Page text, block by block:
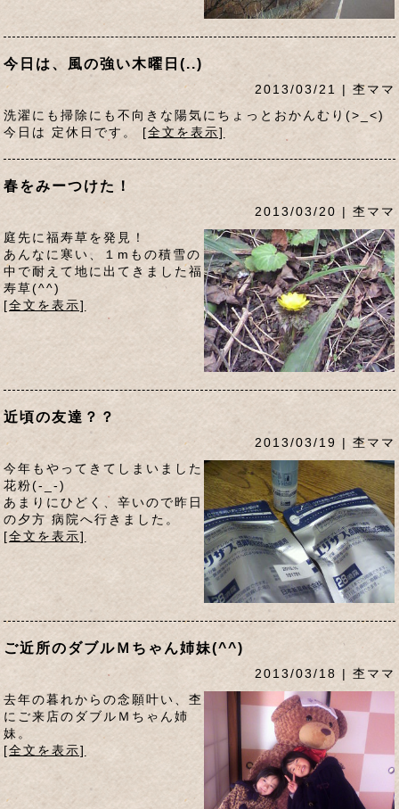
今日は、風の強い木曜日(..)
2013/03/21 | 杢ママ
洗濯にも掃除にも不向きな陽気にちょっとおかんむり(>_<)
今日は 定休日です。 [全文を表示]
春をみーつけた！
2013/03/20 | 杢ママ
庭先に福寿草を発見！
あんなに寒い、１mもの積雪の
中で耐えて地に出てきました福
寿草(^^)
[全文を表示]
近頃の友達？？
2013/03/19 | 杢ママ
今年もやってきてしまいました
花粉(-_-)
あまりにひどく、辛いので昨日
の夕方 病院へ行きました。
[全文を表示]
ご近所のダブルＭちゃん姉妹(^^)
2013/03/18 | 杢ママ
去年の暮れからの念願叶い、杢
にご来店のダブルＭちゃん姉
妹。
[全文を表示]